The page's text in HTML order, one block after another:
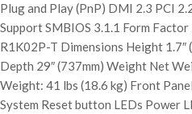
Plug and Play (PnP) DMI 2.3 PCI
Support SMBIOS 3.1.1 Form
R1K02P-T Dimensions Height 1.7″
Depth 29″ (737mm) Weight Net
Weight: 41 lbs (18.6 kg) Front
System Reset button LEDs Power